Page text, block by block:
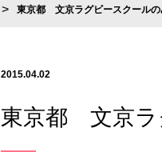
ご利用ガイド
はじめての方へ
再注文の方へ
お支払い方法について
割引まとめページ
発送・特急サービスについて
版の保管期限について
よくある質問
> 東京都 文京ラグビースクールの
2015.04.02
東京都 文京ラ